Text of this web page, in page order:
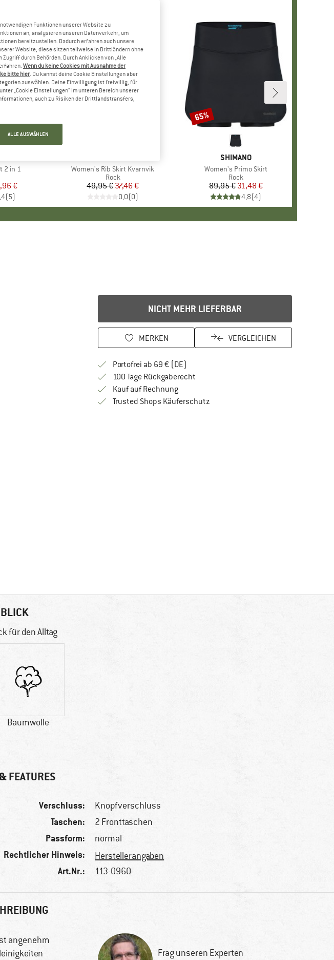
2 in 1
Preis
€
(5)
Artikel
Women's Rib Skirt Kvarnvik
Produktgruppe
Rock
Preis
49,95 €reduzierter Preis
37,46 €
0,0(0)
MARKE
SHIMANO
Artikel
Women's Primo Skirt
Produktgruppe
Rock
Preis
89,95 €reduzierter Preis
31,48 €
4,8(4)
Rabatt
65%
NICHT MEHR LIEFERBAR
MERKEN VERGLEICHEN
Portofrei ab 69 € (DE)
100 Tage RückgaberechtGehe hier zu den Rückgabe-Richtlinien
Kauf auf RechnungFinde die Zahlungs-Infos hier! Öffnet sich in
Trusted Shops KäuferschutzFinde alle Infos hier!
für den Alltag
Baumwolle
FEATURES
Verschluss: Knopfverschluss
Taschen: 2 Fronttaschen
Passform: normal
Rechtlicher Hinweis: Herstellerangaben
Art.Nr.: 113-0960
angenehm
Frag unseren Experten
Funktionen unserer Website zu
an, analysieren unseren Datenverkehr, um
bereitzustellen. Dadurch erfahren auch unsere
Website; diese sitzen teilweise in Drittländern ohne
durch Behörden. Durch Anklicken von „Alle
Wenn du keine Cookies mit Ausnahme der
bitte hier. Du kannst deine Cookie Einstellungen aber
auswählen. Deine Einwilligung ist freiwillig, für
„Cookie Einstellungen“ im unteren Bereich unserer
auch zu Risiken der Drittlandstransfers,
ALLE AUSWÄHLEN